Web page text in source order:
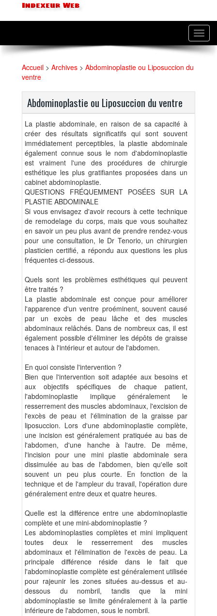
Indexeur Web
Accueil > Archives > Abdominoplastie ou Liposuccion du
ventre
Abdominoplastie ou Liposuccion du ventre
La plastie abdominale, en raison de sa capacité à
créer des résultats significatifs qui sont souvent
immédiatement perceptibles, la plastie abdominale
également connue sous le nom d'abdominoplastie
est vraiment l'une des procédures de chirurgie
esthétique les plus gratifiantes proposées dans un
cabinet abdominoplastie.
QUESTIONS FRÉQUEMMENT POSÉES SUR LA
PLASTIE ABDOMINALE
Si vous envisagez d'avoir recours à cette technique
de remodelage du corps, mais que vous souhaitez
en savoir un peu plus avant de prendre rendez-vous
pour une consultation, le Dr Tenorio, un chirurgien
plasticien certifié, a répondu aux questions les plus
fréquentes ci-dessous.
Quels sont les problèmes esthétiques qui peuvent
être traités ?
La plastie abdominale est conçue pour améliorer
l'apparence d'un ventre proéminent, souvent causé
par un excès de peau lâche et des muscles
abdominaux relâchés. Dans de nombreux cas, il est
également possible d'éliminer les dépôts de graisse
tenaces à l'intérieur et autour de l'abdomen.
En quoi consiste l'intervention ?
Bien que l'intervention soit adaptée aux besoins et
aux objectifs spécifiques de chaque patient,
l'abdominoplastie implique généralement le
resserrement des muscles abdominaux, l'excision de
l'excès de peau et l'élimination de la graisse par
liposuccion. Lors d'une abdominoplastie complète,
une incision est généralement pratiquée au bas de
l'abdomen, d'une hanche à l'autre. De même,
l'incision pour une mini plastie abdominale sera
dissimulée au bas de l'abdomen, bien qu'elle soit
souvent un peu plus courte. En fonction de la
technique et de l'ampleur du travail, l'opération dure
généralement entre deux et quatre heures.
Quelle est la différence entre une abdominoplastie
complète et une mini-abdominoplastie ?
Les abdominoplasties complètes et mini impliquent
toutes deux le resserrement des muscles
abdominaux et l'élimination de l'excès de peau. La
principale différence réside dans le fait que
l'abdominoplastie complète est généralement utilisée
pour rajeunir les zones situées au-dessus et au-
dessous du nombril, tandis que la mini
abdominoplastie se limite généralement à la partie
inférieure de l'abdomen, sous le nombril.